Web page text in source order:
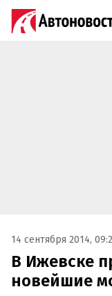
14 сентября 2014,
В Ижевске
новейшие